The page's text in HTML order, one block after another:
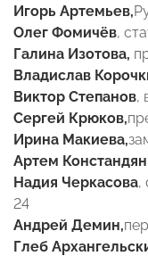
Игорь Артемьев,
Олег Фомичёв,
Галина Изотова,
Владислав
Виктор Степанов,
Сергей Крюков,
Ирина Макиева,
Артем Констандян
Надия Черкасова,
24
Андрей Демин,
Глеб